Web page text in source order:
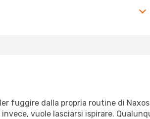
fuggire dalla propria routine di
vuole lasciarsi ispirare.